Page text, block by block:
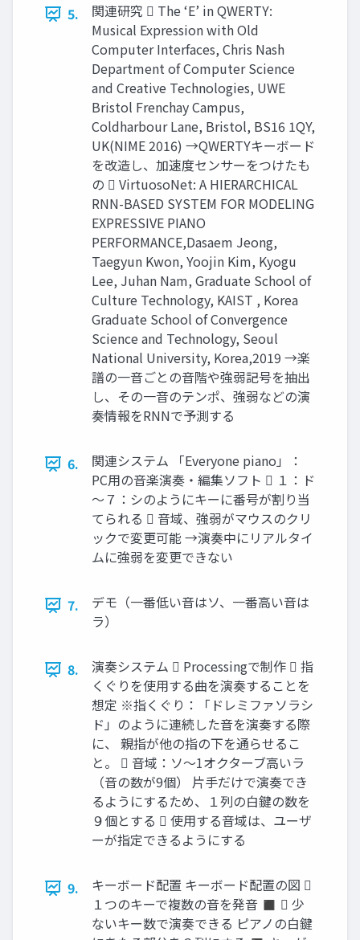
5.
関連研究  The ‘E’ in QWERTY:
Musical Expression with Old
Computer Interfaces, Chris Nash
Department of Computer Science
and Creative Technologies, UWE
Bristol Frenchay Campus,
Coldharbour Lane, Bristol, BS16 1QY,
UK(NIME 2016) →QWERTYキーボード
を改造し、加速度センサーをつけたも
の  VirtuosoNet: A HIERARCHICAL
RNN-BASED SYSTEM FOR MODELING
EXPRESSIVE PIANO
PERFORMANCE,Dasaem Jeong,
Taegyun Kwon, Yoojin Kim, Kyogu
Lee, Juhan Nam, Graduate School of
Culture Technology, KAIST , Korea
Graduate School of Convergence
Science and Technology, Seoul
National University, Korea,2019 →楽
譜の一音ごとの音階や強弱記号を抽出
し、その一音のテンポ、強弱などの演
奏情報をRNNで予測する
6.
関連システム 「Everyone piano」：
PC用の音楽演奏・編集ソフト  １：ド
～７：シのようにキーに番号が割り当
てられる  音域、強弱がマウスのクリ
ックで変更可能 →演奏中にリアルタイ
ムに強弱を変更できない
7.
デモ（一番低い音はソ、一番高い音は
ラ）
8.
演奏システム  Processingで制作  指
くぐりを使用する曲を演奏することを
想定 ※指くぐり：「ドレミファソラシ
ド」のように連続した音を演奏する際
に、 親指が他の指の下を通らせるこ
と。  音域：ソ～1オクターブ高いラ
（音の数が9個） 片手だけで演奏でき
るようにするため、１列の白鍵の数を
９個とする  使用する音域は、ユーザ
ーが指定できるようにする
9.
キーボード配置 キーボード配置の図 
１つのキーで複数の音を発音 ◼  少
ないキー数で演奏できる ピアノの白鍵